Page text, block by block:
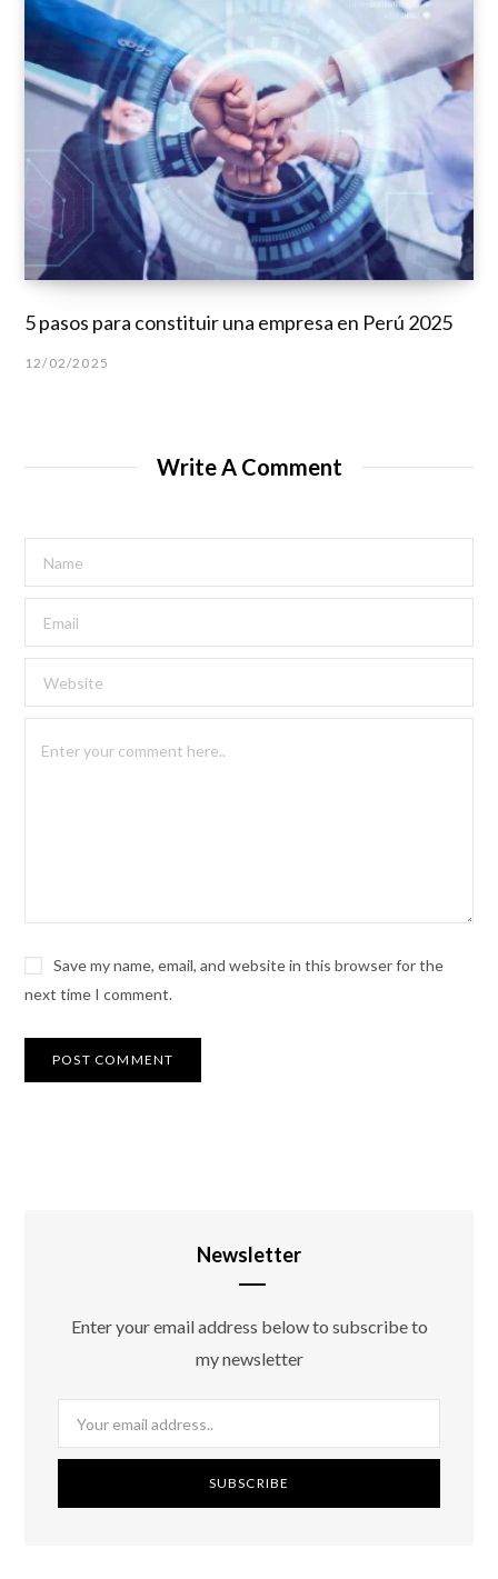
5 pasos para constituir una empresa en Perú 2025
12/02/2025
Write A Comment
Save my name, email, and website in this browser for the
next time I comment.
Newsletter
Enter your email address below to subscribe to
my newsletter